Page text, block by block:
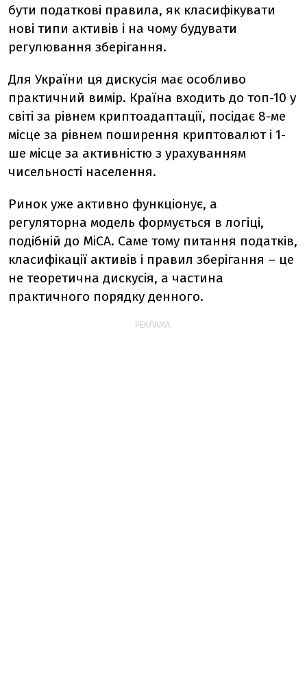
бути податкові правила, як класифікувати
нові типи активів і на чому будувати
регулювання зберігання.
Для України ця дискусія має особливо
практичний вимір. Країна входить до топ-10 у
світі за рівнем криптоадаптації, посідає 8-ме
місце за рівнем поширення криптовалют і 1-
ше місце за активністю з урахуванням
чисельності населення.
Ринок уже активно функціонує, а
регуляторна модель формується в логіці,
подібній до MiCA. Саме тому питання податків,
класифікації активів і правил зберігання – це
не теоретична дискусія, а частина
практичного порядку денного.
РЕКЛАМА: